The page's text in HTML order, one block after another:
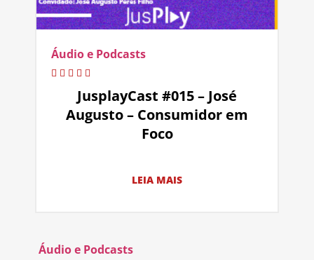
Áudio e Podcasts
JusplayCast #015 – José
Augusto – Consumidor em
Foco
LEIA MAIS
Áudio e Podcasts